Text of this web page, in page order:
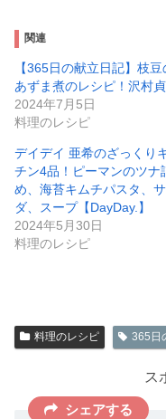
関連
【365日の献立日記】枝豆
あずま煮のレシピ！沢村
2024年7月5日
料理のレシピ
デイデイ 亜希のざっくり
チン4品！ピーマンのツナ
め、海苔キムチパスタ、
ダ、スープ【DayDay.】
2024年5月30日
料理のレシピ
料理のレシピ 365日
ス
シェアする